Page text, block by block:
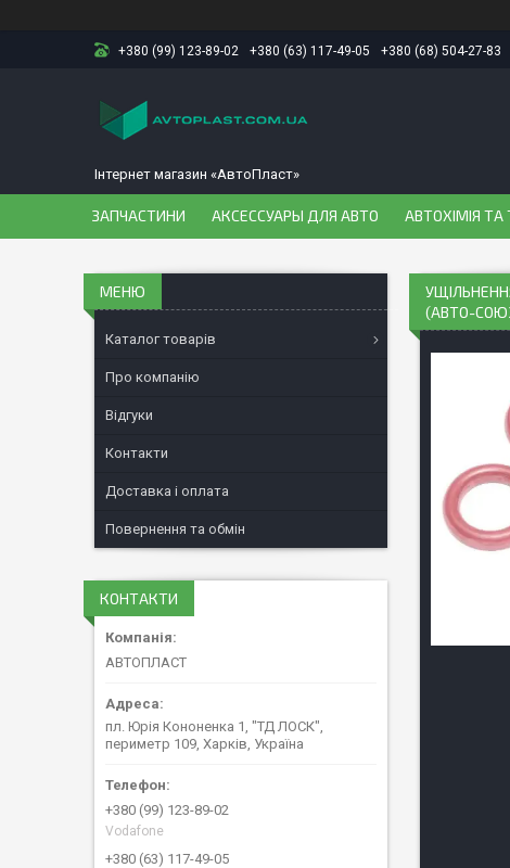
+380 (99) 123-89-02 +380 (63) 117-49-05 +380 (68) 504-27-83
Інтернет магазин «АвтоПласт»
ЗАПЧАСТИНИ АКСЕССУАРЫ ДЛЯ АВТО АВТОХІМІЯ ТА
(АВТО-
Каталог товарів
Про компанію
Відгуки
Контакти
Доставка і оплата
Повернення та обмін
КОНТАКТИ
АВТОПЛАСТ
пл. Юрія Кононенка 1, "ТД ЛОСК",
периметр 109, Харків, Україна
+380 (99) 123-89-02
Vodafone
+380 (63) 117-49-05